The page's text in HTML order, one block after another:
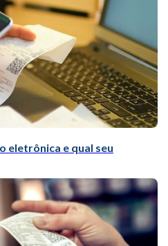
eletrônica e qual seu